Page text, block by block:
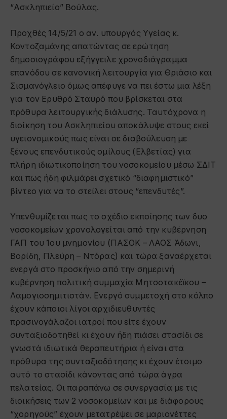
“Ασκληπιείο” Βούλας.
Προχθές 14/5/21 ο αν. υπουργός Υγείας κ.
Κοντοζαμάνης απατώντας σε ερώτηση
δημοσιογράφου εξήγγειλε χρονοδιάγραμμα
επανόδου σε κανονική λειτουργία για Θριάσιο και
Σισμανόγλειο όμως απέφυγε να πει έστω μια λέξη
για τον Ερυθρό Σταυρό που βρίσκεται στα
πρόθυρα λειτουργικής διάλυσης. Ταυτόχρονα η
διοίκηση του Ασκληπιείου αποκάλυψε στους εκεί
υγειονομικούς πως είναι σε διαβούλευση με
ξένους επενδυτικούς ομίλους (Ελβετίας) για
πλήρη ιδιωτικοποίηση του νοσοκομείου μέσω ΣΔΙΤ
και πως ήδη φιλμάρει σχετικό “διαφημιστικό”
βίντεο για να το στείλει στους “επενδυτές”.
Υπενθυμίζεται πως το σχέδιο εκποίησης των δυο
νοσοκομείων χρονολογείται από την κυβέρνηση
ΓΑΠ του 1ου μνημονίου (ΠΑΣΟΚ – ΛΑΟΣ Άδωνι,
Βορίδη, Πλεύρη – Ντόρας) και τώρα ξαναέρχεται
ενεργά στο προσκήνιο από την σημερινή
κυβέρνηση πολιτική συμμαχία Μητσοτακέϊκου –
Λαμογιοσημιτιστάν. Ενεργό συμμετοχή στο κόλπο
έχουν κάποιοι λίγοι αρχιδιευθυντές
πρασινογάλαζοι ιατροί που είτε έχουν
συνταξιοδοτηθεί κι έχουν ήδη πιάσει στασίδι σε
γνωστά ιδιωτικά θεραπευτήρια ή είναι στα
πρόθυρα της συνταξιοδότησης κι έχουν έτοιμο
αυτό το στασίδι κάνοντας από τώρα άγρα
πελατείας. Οι παραπάνω σε συνεργασία με τις
διοικήσεις των 2 νοσοκομείων και με διάφορους
“χορηγούς” έχουν μετατρέψει σε μαριονέττες